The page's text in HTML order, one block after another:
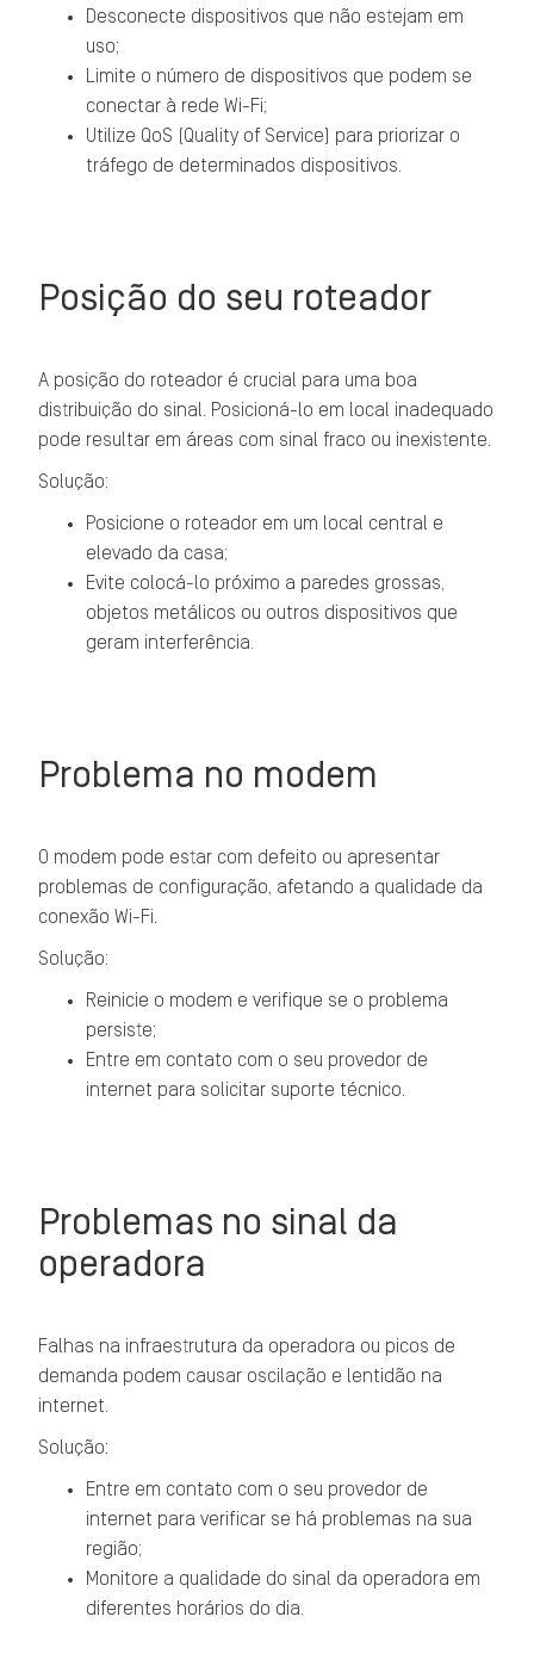
Desconecte dispositivos que não estejam em
uso;
Limite o número de dispositivos que podem se
conectar à rede Wi-Fi;
Utilize QoS (Quality of Service) para priorizar o
tráfego de determinados dispositivos.
Posição do seu roteador
A posição do roteador é crucial para uma boa
distribuição do sinal. Posicioná-lo em local inadequado
pode resultar em áreas com sinal fraco ou inexistente.
Solução:
Posicione o roteador em um local central e
elevado da casa;
Evite colocá-lo próximo a paredes grossas,
objetos metálicos ou outros dispositivos que
geram interferência.
Problema no modem
O modem pode estar com defeito ou apresentar
problemas de configuração, afetando a qualidade da
conexão Wi-Fi.
Solução:
Reinicie o modem e verifique se o problema
persiste;
Entre em contato com o seu provedor de
internet para solicitar suporte técnico.
Problemas no sinal da
operadora
Falhas na infraestrutura da operadora ou picos de
demanda podem causar oscilação e lentidão na
internet.
Solução:
Entre em contato com o seu provedor de
internet para verificar se há problemas na sua
região;
Monitore a qualidade do sinal da operadora em
diferentes horários do dia.